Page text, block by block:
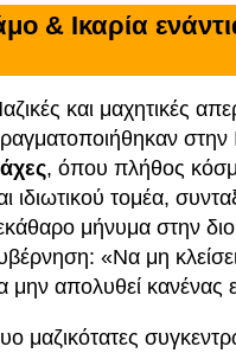
& Ικαρία
και μαχητικές
στην
, όπου πλήθος
ιδιωτικού τομέα,
μήνυμα στην
«Να μη
μην απολυθεί κανένας
μαζικότατες